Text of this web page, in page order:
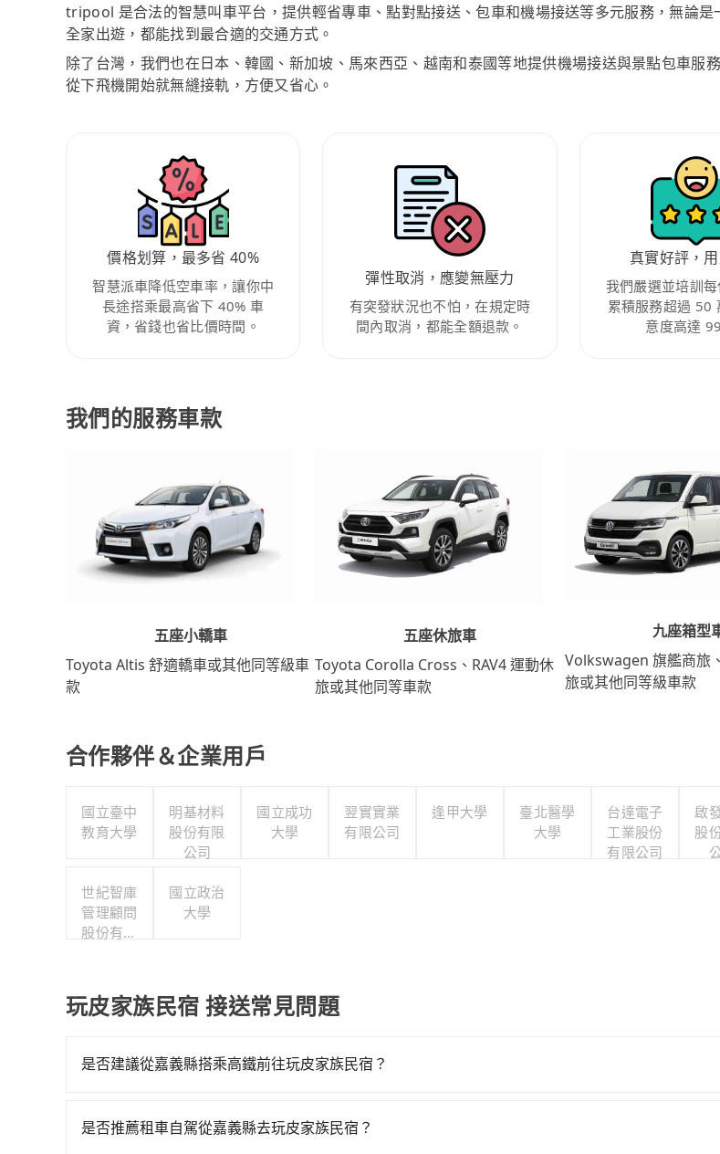
tripool 是合法的智慧叫車平台，提供輕省專車、點對點接送、包車和機場接送等多元服務，無論是
全家出遊，都能找到最合適的交通方式。
除了台灣，我們也在日本、韓國、新加坡、馬來西亞、越南和泰國等地提供機場接送與景點包車服
從下飛機開始就無縫接軌，方便又省心。
價格划算，最多省 40%
智慧派車降低空車率，讓你中
長途搭乘最高省下 40% 車
資，省錢也省比價時間。
彈性取消，應變無壓力
有突發狀況也不怕，在規定時
間內取消，都能全額退款。
真實好評，
我們嚴選並培訓
累積服務超過 50
意度高達
我們的服務車款
五座小轎車
Toyota Altis 舒適轎車或其他同等級車
款
五座休旅車
Toyota Corolla Cross、RAV4 運動休
旅或其他同等車款
九座箱型
Volkswagen 旗艦商旅
旅或其他同等級車款
合作夥伴＆企業用戶
國立臺中
教育大學
明基材料
股份有限
公司
國立成功
大學
翌實實業
有限公司
逢甲大學
臺北醫學
大學
台達電子
工業股份
有限公司
啟
股
世紀智庫
管理顧問
股份有限
國立政治
大學
玩皮家族民宿 接送常見問題
是否建議從嘉義縣搭乘高鐵前往玩皮家族民宿？
23:27，嘉義-台中一天最多有60班次高鐵可搭乘。假設從嘉義縣阿里山鄉前往最靠近的嘉義高鐵站
是否推薦租車自駕從嘉義縣去玩皮家族民宿？